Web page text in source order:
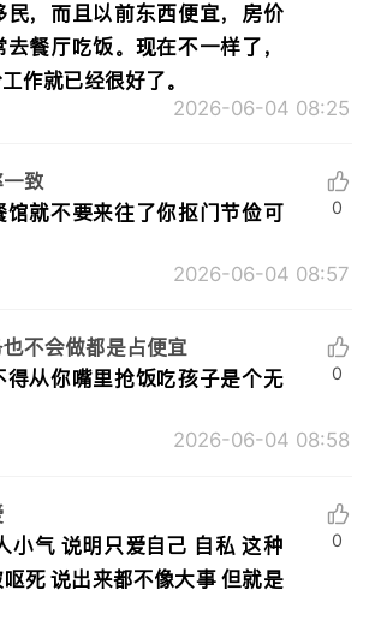
民，而且以前东西便宜，房价
餐厅吃饭。现在不一样了，
作就已经很好了。
2026-06-04 08:25
致
馆就不要来往了你抠门节俭可
2026-06-04 08:57
0
不会做都是占便宜
得从你嘴里抢饭吃孩子是个无
2026-06-04 08:58
0
小气 说明只爱自己 自私 这种
死 说出来都不像大事 但就是
0